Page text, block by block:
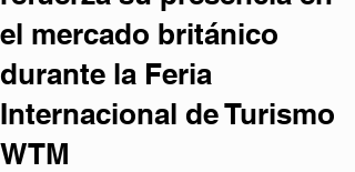
el mercado británico
durante la Feria
Internacional de Turismo
WTM